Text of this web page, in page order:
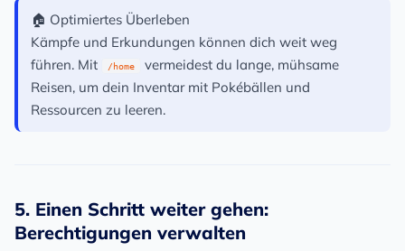
🏠 Optimiertes Überleben
Kämpfe und Erkundungen können dich weit weg
führen. Mit
/home
vermeidest du lange, mühsame
Reisen, um dein Inventar mit Pokébällen und
Ressourcen zu leeren.
5. Einen Schritt weiter gehen:
Berechtigungen verwalten